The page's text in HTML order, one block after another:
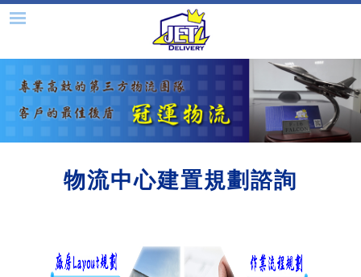
物流中心建置規劃諮詢